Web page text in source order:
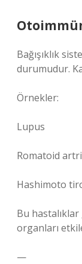
Bağışıklık
durumudur.
Örnekler:
Lupus
Romatoid
Hashimoto
Bu
organları
—